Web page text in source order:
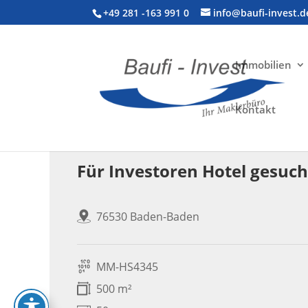
+49 281 -163 991 0 info@baufi-
Immobilien
Kontakt
Für Investoren Hotel
76530 Baden-Baden
MM-HS4345
500 m²